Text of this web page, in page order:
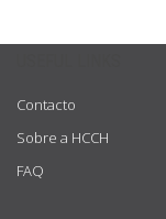
Contacto
Sobre a HCCH
FAQ